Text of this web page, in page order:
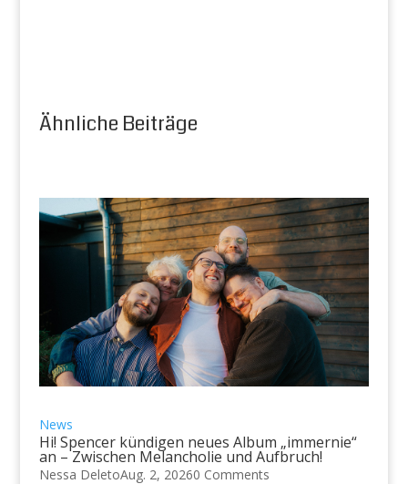
Ähnliche Beiträge
News
Hi! Spencer kündigen neues Album „immernie“
an – Zwischen Melancholie und Aufbruch!
Nessa DeletoAug. 2, 20260 Comments